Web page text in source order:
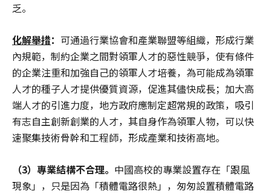
乏。
化解舉措： 可通過行業協會和產業聯盟等組織，形成行業
內規範，制約企業之間對領軍人才的惡性競爭，使有條件
的企業注重和加強自己的領軍人才培養，為可能成為領軍
人才的種子人才提供優質資源，促進其儘快成長；加大高
端人才的引進力度，地方政府應制定超常規的政策，吸引
有志自主創新創業的人才，其自身作為領軍人物，可以快
速聚集技術骨幹和工程師，形成產業和技術高地。
（3）專業結構不合理。 中國高校的專業設置存在「跟風
現象」，只是因為「積體電路很熱」，匆匆設置積體電路